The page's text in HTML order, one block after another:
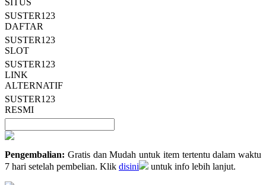
SITUS
SUSTER123
DAFTAR
SUSTER123
SLOT
SUSTER123
LINK
ALTERNATIF
SUSTER123
RESMI
Pengembalian: Gratis dan Mudah untuk item tertentu dalam waktu
7 hari setelah pembelian. Klik disini untuk info lebih lanjut.